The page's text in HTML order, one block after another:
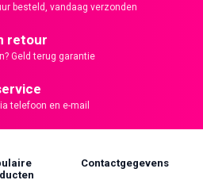
besteld, vandaag verzonden
retour
Geld terug garantie
telefoon en e-mail
Contactgegevens